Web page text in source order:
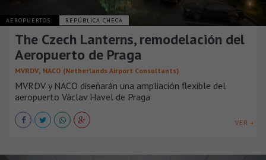
AEROPUERTOS REPÚBLICA CHECA
The Czech Lanterns, remodelación del
Aeropuerto de Praga
MVRDV, NACO (Netherlands Airport Consultants)
MVRDV y NACO diseñarán una ampliación flexible del
aeropuerto Václav Havel de Praga
VER +